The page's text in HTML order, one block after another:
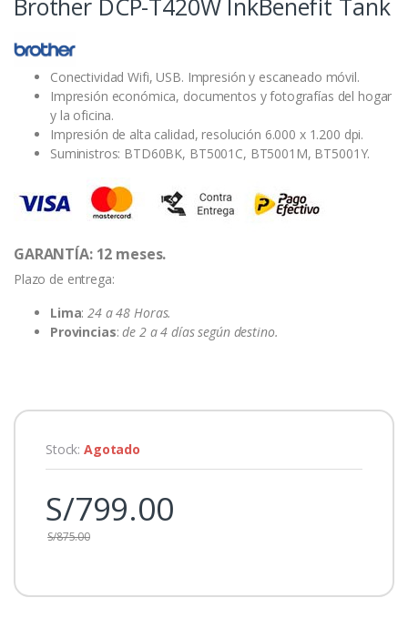
Brother DCP-T420W InkBenefit Tank
Conectividad Wifi, USB. Impresión y escaneado móvil.
Impresión económica, documentos y fotografías del hogar
y la oficina.
Impresión de alta calidad, resolución 6.000 x 1.200 dpi.
Suministros: BTD60BK, BT5001C, BT5001M, BT5001Y.
GARANTÍA: 12 meses.
Plazo de entrega:
Lima:24 a 48 Horas.
Provincias:de 2 a 4 días según destino.
Stock:Agotado
S/799.00
S/875.00